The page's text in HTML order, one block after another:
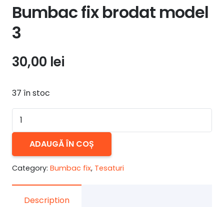
Bumbac fix brodat model
3
30,00 lei
37 în stoc
Cantitate
Bumbac
brodat
model
3
ADAUGĂ ÎN COȘ
Category: Bumbac fix, Tesaturi
Description